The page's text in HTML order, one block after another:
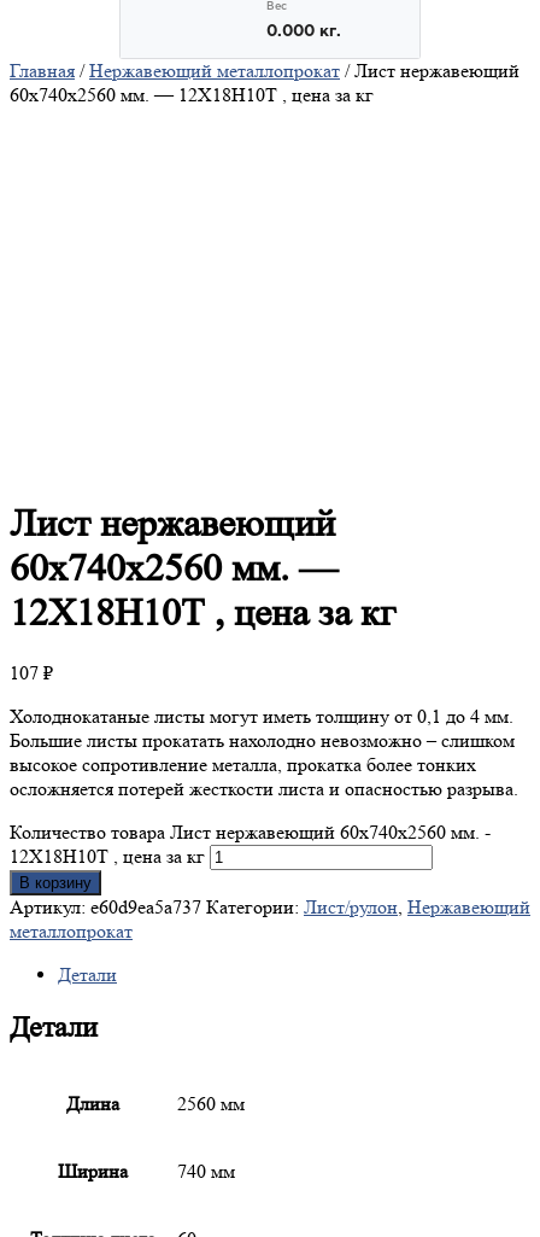
Главная /Нержавеющий металлопрокат / Лист нержавеющий
60x740x2560 мм. — 12Х18Н10Т , цена за кг
Листнержавеющий
60x740x2560 мм. —
12Х18Н10Т , цена за кг
107 ₽
Холоднокатаные листы могут иметь толщину от 0,1 до 4 мм.
Большие листы прокатать нахолодно невозможно – слишком
высокое сопротивление металла, прокатка более тонких
осложняется потерей жесткости листа и опасностью разрыва.
Количество товара Лист нержавеющий 60x740x2560 мм. -
12Х18Н10Т , цена за кг
В корзину
Артикул: e60d9ea5a737 Категории: Лист/рулон, Нержавеющий
металлопрокат
Детали
Детали
Длина 2560 мм
Ширина 740 мм